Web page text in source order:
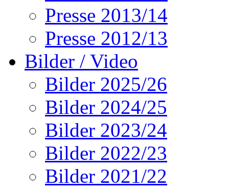
Presse 2013/14
Presse 2012/13
Bilder / Video
Bilder 2025/26
Bilder 2024/25
Bilder 2023/24
Bilder 2022/23
Bilder 2021/22